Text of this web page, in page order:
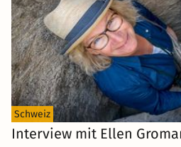
Schweiz
Interview mit Ellen